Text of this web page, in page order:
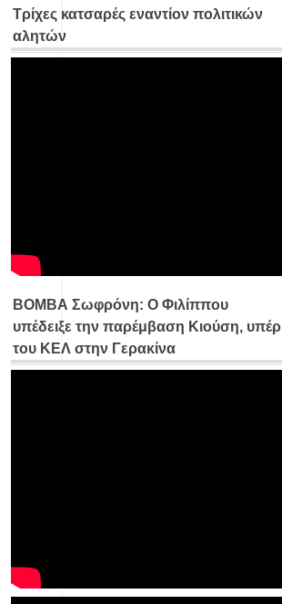
Τρίχες κατσαρές εναντίον πολιτικών
αλητών
ΒΟΜΒΑ Σωφρόνη: Ο Φιλίππου
υπέδειξε την παρέμβαση Κιούση, υπέρ
του ΚΕΛ στην Γερακίνα